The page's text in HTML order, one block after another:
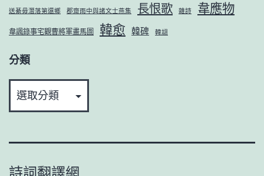
送綦毋潛落第還鄉 郡齋雨中與諸文士燕集 長恨歌 雜詩 韋應物
韋諷錄事宅觀曹將軍畫馬圖 韓愈 韓碑 韓翃
分類
分